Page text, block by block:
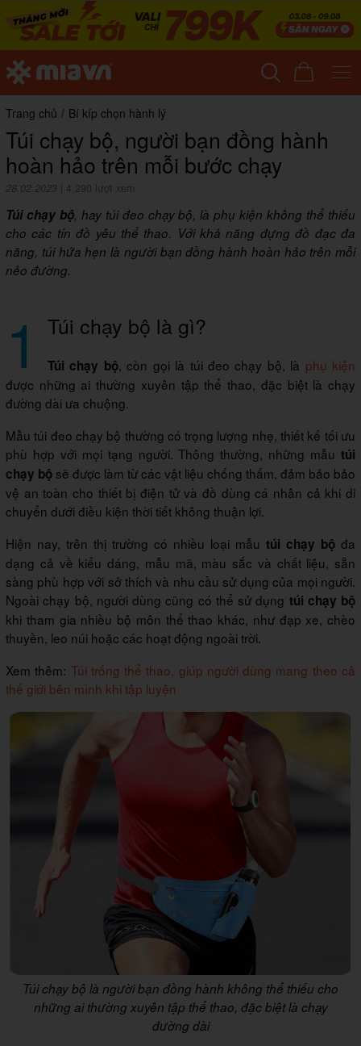
Trang chủ / Bí kíp chọn hành lý
Túi chạy bộ, người bạn đồng hành
hoàn hảo trên mỗi bước chạy
28.02.2023 4,290 lượt xem
Túi chạy bộ, hay túi đeo chạy bộ, là phụ kiện không thể thiếu
cho các tín đồ yêu thể thao. Với khả năng đựng đồ đạc đa
năng, túi hứa hẹn là người bạn đồng hành hoàn hảo trên mỗi
nẻo đường.
1 Túi chạy bộ là gì?
Túi chạy bộ, còn gọi là túi đeo chạy bộ, là phụ kiện
được những ai thường xuyên tập thể thao, đặc biệt là chạy
đường dài ưa chuộng.
Mẫu túi đeo chạy bộ thường có trọng lượng nhẹ, thiết kế tối ưu
phù hợp với mọi tạng người. Thông thường, những mẫu túi
chạy bộ sẽ được làm từ các vật liệu chống thấm, đảm bảo bảo
vệ an toàn cho thiết bị điện tử và đồ dùng cá nhân cả khi di
chuyển dưới điều kiện thời tiết không thuận lợi.
Hiện nay, trên thị trường có nhiều loại mẫu túi chạy bộ đa
dạng cả về kiểu dáng, mẫu mã, màu sắc và chất liệu, sẵn
sàng phù hợp với sở thích và nhu cầu sử dụng của mọi người.
Ngoài chạy bộ, người dùng cũng có thể sử dụng túi chạy bộ
khi tham gia nhiều bộ môn thể thao khác, như đạp xe, chèo
thuyền, leo núi hoặc các hoạt động ngoài trời.
Xem thêm: Túi trống thể thao, giúp người dùng mang theo cả
thế giới bên mình khi tập luyện
Túi chạy bộ là người bạn đồng hành không thể thiếu cho
những ai thường xuyên tập thể thao, đặc biệt là chạy
đường dài